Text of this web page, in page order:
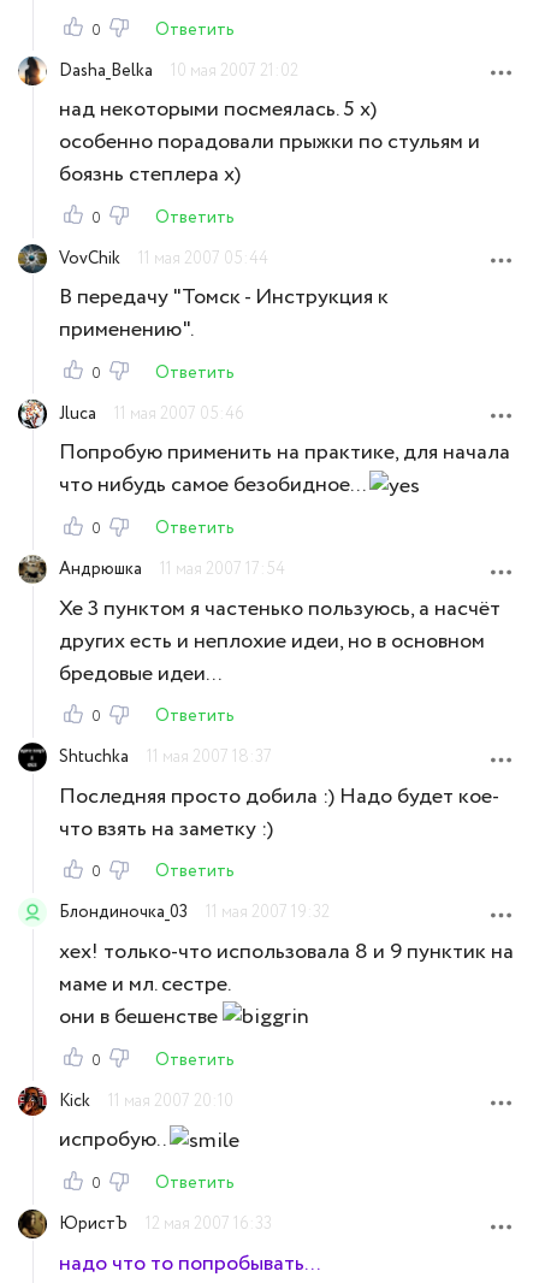
0
Ответить
Dasha_Belka
10 мая 2007 21:02
над некоторыми посмеялась. 5 х)
особенно порадовали прыжки по стульям и
боязнь степлера х)
0
Ответить
VovChik
11 мая 2007 05:44
В передачу "Томск - Инструкция к
применению".
0
Ответить
Jluca
11 мая 2007 05:46
Попробую применить на практике, для начала
что нибудь самое безобидное...
0
Ответить
Андрюшка
11 мая 2007 17:54
Хе 3 пунктом я частенько пользуюсь, а насчёт
других есть и неплохие идеи, но в основном
бредовые идеи...
0
Ответить
Shtuchka
11 мая 2007 18:37
Последняя просто добила :) Надо будет кое-
что взять на заметку :)
0
Ответить
Блондиночка_03
11 мая 2007 19:32
хех! только-что использовала 8 и 9 пунктик на
маме и мл. сестре.
они в бешенстве
0
Ответить
Kick
11 мая 2007 20:10
испробую..
0
Ответить
ЮристЪ
12 мая 2007 16:33
надо что то попробывать...